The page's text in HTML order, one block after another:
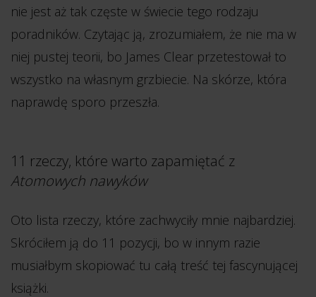
nie jest aż tak częste w świecie tego rodzaju
poradników. Czytając ją, zrozumiałem, że nie ma w
niej pustej teorii, bo James Clear przetestował to
wszystko na własnym grzbiecie. Na skórze, która
naprawdę sporo przeszła.
11 rzeczy, które warto zapamiętać z
Atomowych nawyków
Oto lista rzeczy, które zachwyciły mnie najbardziej.
Skróciłem ją do 11 pozycji, bo w innym razie
musiałbym skopiować tu całą treść tej fascynującej
książki.